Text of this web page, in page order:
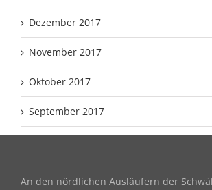
Dezember 2017
November 2017
Oktober 2017
September 2017
An den nördlichen Ausläufern der